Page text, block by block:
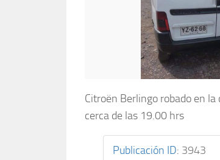
Citroën Berlingo robado en la
cerca de las 19.00 hrs
Publicación ID: 3943